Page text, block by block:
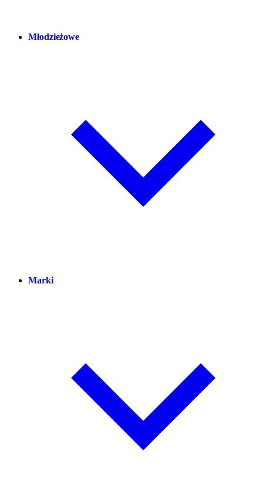
Młodzieżowe
Marki